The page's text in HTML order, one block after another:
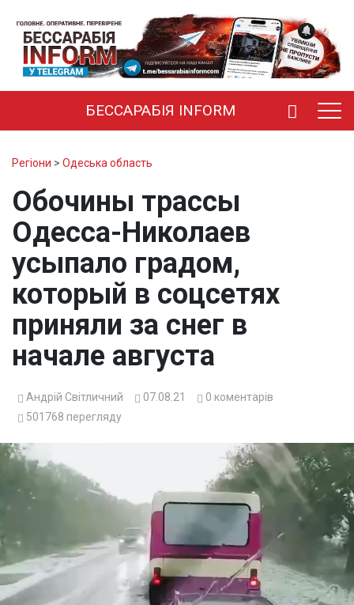
БЕССАРАБІЯ INFORM
Регіони > Одеська область
Обочины трассы
Одесса-Николаев
усыпало градом,
который в соцсетях
приняли за снег в
начале августа
Андрій Світличний 07.08.21 0 коментарів
501768 перегляду